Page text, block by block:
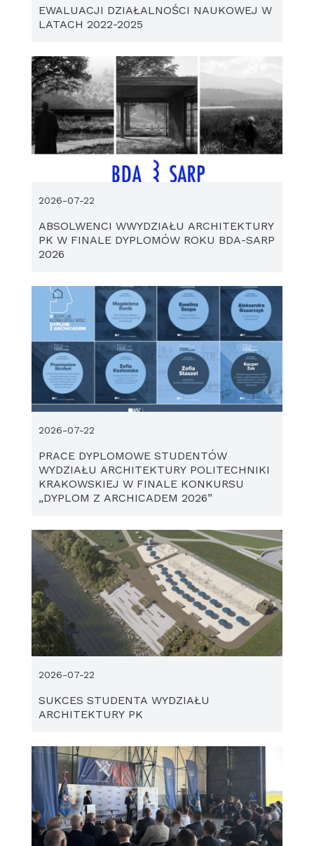
EWALUACJI DZIAŁALNOŚCI NAUKOWEJ W
LATACH 2022-2025
ABSOLWENCI WWYDZIAŁU ARCHITEKTURY
PK W FINALE DYPLOMÓW ROKU BDA-SARP
2026
2026-07-22
PRACE DYPLOMOWE STUDENTÓW
WYDZIAŁU ARCHITEKTURY POLITECHNIKI
KRAKOWSKIEJ W FINALE KONKURSU
„DYPLOM Z ARCHICADEM 2026”
2026-07-22
SUKCES STUDENTA WYDZIAŁU
ARCHITEKTURY PK
2026-07-22